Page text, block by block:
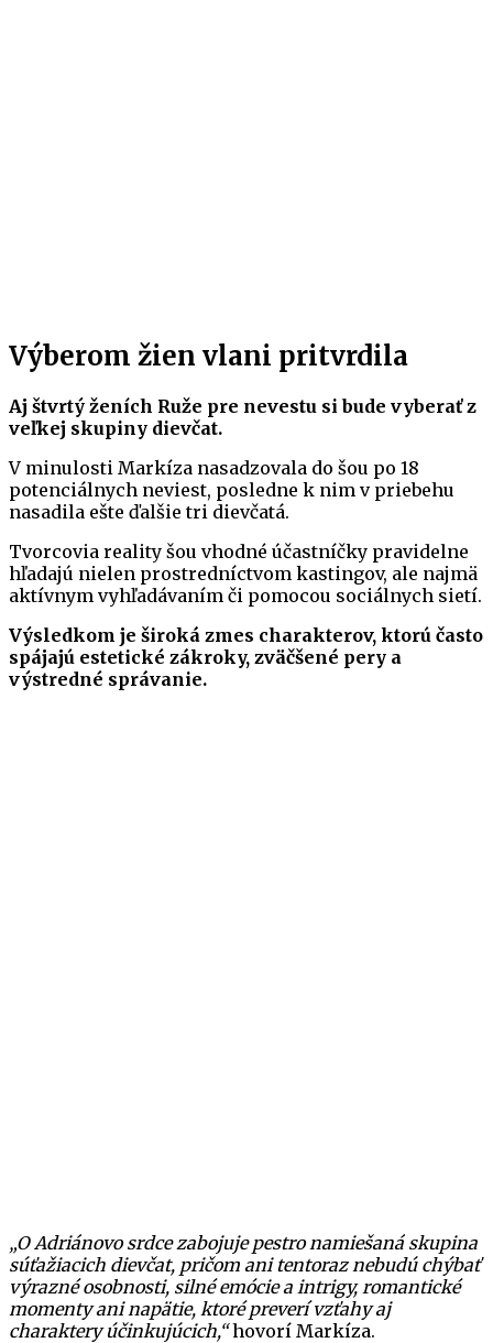
Výberom žien vlani pritvrdila
Aj štvrtý ženích Ruže pre nevestu si bude vyberať z
veľkej skupiny dievčat.
V minulosti Markíza nasadzovala do šou po 18
potenciálnych neviest, posledne k nim v priebehu
nasadila ešte ďalšie tri dievčatá.
Tvorcovia reality šou vhodné účastníčky pravidelne
hľadajú nielen prostredníctvom kastingov, ale najmä
aktívnym vyhľadávaním či pomocou sociálnych sietí.
Výsledkom je široká zmes charakterov, ktorú často
spájajú estetické zákroky, zväčšené pery a
výstredné správanie.
„O Adriánovo srdce zabojuje pestro namiešaná skupina
súťažiacich dievčat, pričom ani tentoraz nebudú chýbať
výrazné osobnosti, silné emócie a intrigy, romantické
momenty ani napätie, ktoré preverí vzťahy aj
charaktery účinkujúcich,“hovorí Markíza.